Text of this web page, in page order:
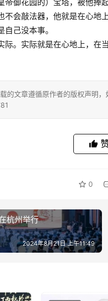
不会敲法器，他就是在心地
己没本事。
际。实际就是在心地上，
的文章遵循原作者的版权声明
0
杭州举行
2024年8月21日 上午11:49